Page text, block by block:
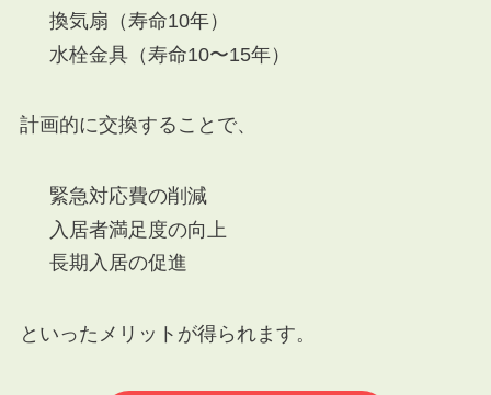
換気扇（寿命10年）
水栓金具（寿命10〜15年）
計画的に交換することで、
緊急対応費の削減
入居者満足度の向上
長期入居の促進
といったメリットが得られます。